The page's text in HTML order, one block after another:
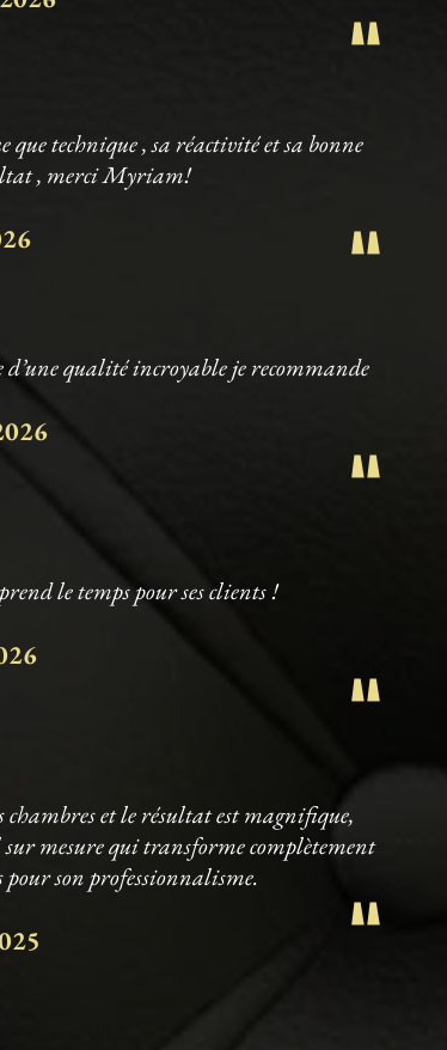
technique , sa réactivité et sa bonne
, merci Myriam!
"
qualité incroyable je recommande
"
le temps pour ses clients !
"
et le résultat est magnifique,
mesure qui transforme complètement
son professionnalisme.
"